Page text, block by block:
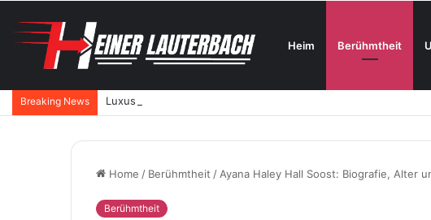
Heim Berühmtheit
Breaking News Luxus-Hautpflege aus der Schweiz: Wie SKINTES moderne
Home / Berühmtheit / Ayana Haley Hall Soost: Biografie, Alter
Berühmtheit